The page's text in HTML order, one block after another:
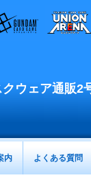
ウェア通販2
内 よくある質問